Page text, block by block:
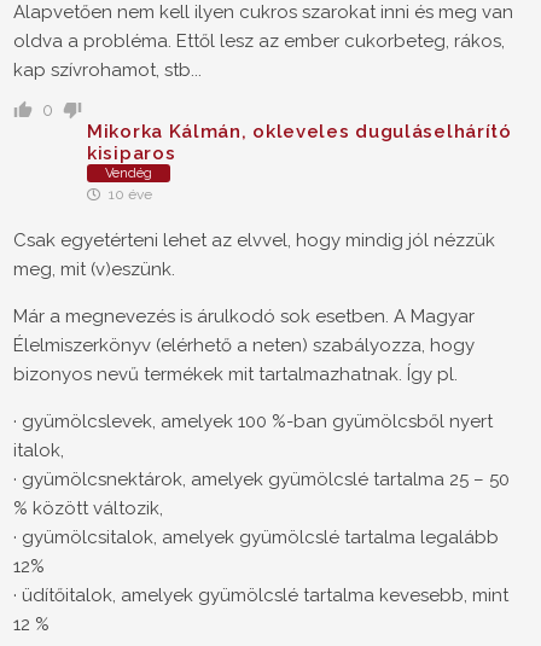
Alapvetően nem kell ilyen cukros szarokat inni és meg van
oldva a probléma. Ettől lesz az ember cukorbeteg, rákos,
kap szívrohamot, stb...
0
Mikorka Kálmán, okleveles duguláselhárító
kisiparos
Vendég
10 éve
Csak egyetérteni lehet az elvvel, hogy mindig jól nézzük
meg, mit (v)eszünk.
Már a megnevezés is árulkodó sok esetben. A Magyar
Élelmiszerkönyv (elérhető a neten) szabályozza, hogy
bizonyos nevű termékek mit tartalmazhatnak. Így pl.
· gyümölcslevek, amelyek 100 %-ban gyümölcsből nyert
italok,
· gyümölcsnektárok, amelyek gyümölcslé tartalma 25 – 50
% között változik,
· gyümölcsitalok, amelyek gyümölcslé tartalma legalább
12%
· üdítőitalok, amelyek gyümölcslé tartalma kevesebb, mint
12 %